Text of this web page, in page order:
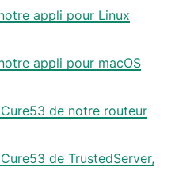
appli pour Linux
appli pour macOS
de notre routeur
de TrustedServer,